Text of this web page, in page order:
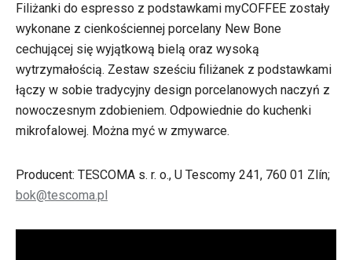
Filiżanki do espresso z podstawkami myCOFFEE zostały
wykonane z cienkościennej porcelany New Bone
cechującej się wyjątkową bielą oraz wysoką
wytrzymałością. Zestaw sześciu filiżanek z podstawkami
łączy w sobie tradycyjny design porcelanowych naczyń z
nowoczesnym zdobieniem. Odpowiednie do kuchenki
mikrofalowej. Można myć w zmywarce.
Producent: TESCOMA s. r. o., U Tescomy 241, 760 01 Zlín;
bok@tescoma.pl